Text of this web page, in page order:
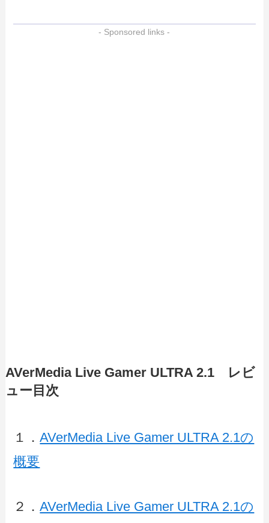
- Sponsored links -
AVerMedia Live Gamer ULTRA 2.1 レビ
ュー目次
１．AVerMedia Live Gamer ULTRA 2.1の
概要
２．AVerMedia Live Gamer ULTRA 2.1の